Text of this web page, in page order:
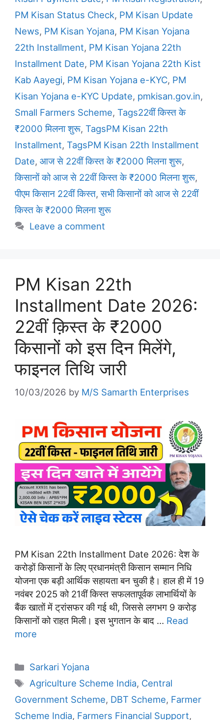
PM Kisan Status Check, PM Kisan Update
News, PM Kisan Yojana, PM Kisan Yojana
22th Installment, PM Kisan Yojana 22th
Installment Date, PM Kisan Yojana 22th Kist
Kab Aayegi, PM Kisan Yojana e-KYC, PM
Kisan Yojana e-KYC Update, pmkisan.gov.in,
Small Farmers Scheme, Tags22वीं किस्त के
₹2000 मिलना शुरू, TagsPM Kisan 22th
Installment, TagsPM Kisan 22th Installment
Date, आज से 22वीं किस्त के ₹2000 मिलना शुरू,
किसानों को आज से 22वीं किस्त के ₹2000 मिलना शुरू,
पीएम किसान 22वीं किस्त,सभी किसानों को आज से 22वीं
किस्त के ₹2000 मिलना शुरू
Leave a comment
PM Kisan 22th
Installment Date 2026:
22वीं क़िस्त के ₹2000
किसानों को इस दिन मिलेंगे,
फाइनल तिथि जारी
10/03/2026 by M/S Samarth Enterprises
PM Kisan 22th Installment Date 2026: देश के
करोड़ों किसानों के लिए प्रधानमंत्री किसान सम्मान निधि
योजना एक बड़ी आर्थिक सहायता बन चुकी है। हाल ही में 19
नवंबर 2025 को 21वीं किस्त सफलतापूर्वक लाभार्थियों के
बैंक खातों में ट्रांसफर की गई थी, जिससे लगभग 9 करोड़
किसानों को राहत मिली। इस भुगतान के बाद … Read
more
Categories
Sarkari Yojana
Tags
Agriculture Scheme India, Central
Government Scheme, DBT Scheme, Farmer
Scheme India, Farmers Financial Support,